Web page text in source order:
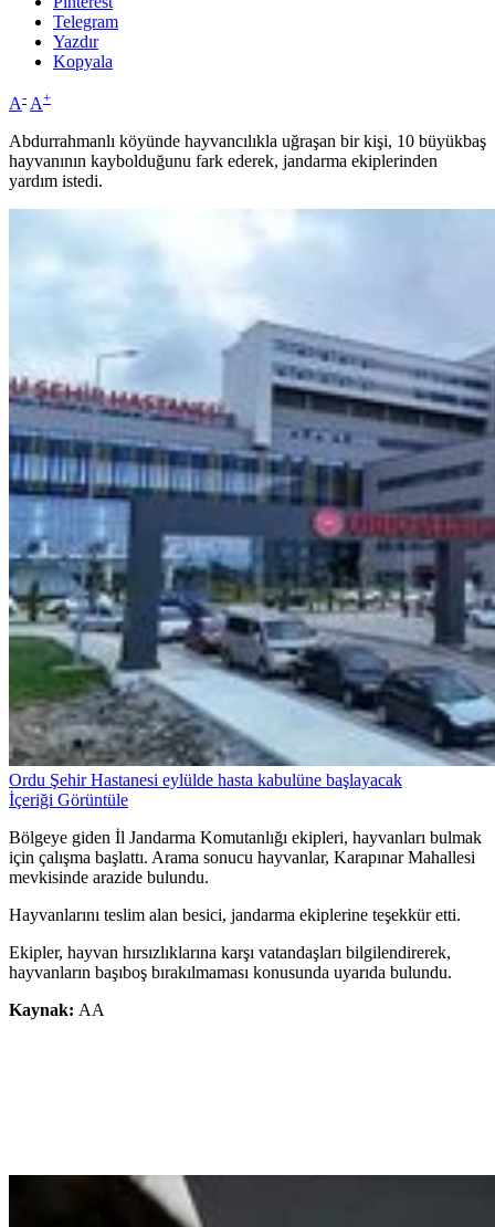
Telegram
Yazdır
Kopyala
A- A+
Abdurrahmanlı köyünde hayvancılıkla uğraşan bir kişi, 10 büyükbaş
hayvanının kaybolduğunu fark ederek, jandarma ekiplerinden
yardım istedi.
Ordu Şehir Hastanesi eylülde hasta kabulüne başlayacak
İçeriği Görüntüle
Bölgeye giden İl Jandarma Komutanlığı ekipleri, hayvanları bulmak
için çalışma başlattı. Arama sonucu hayvanlar, Karapınar Mahallesi
mevkisinde arazide bulundu.
Hayvanlarını teslim alan besici, jandarma ekiplerine teşekkür etti.
Ekipler, hayvan hırsızlıklarına karşı vatandaşları bilgilendirerek,
hayvanların başıboş bırakılmaması konusunda uyarıda bulundu.
Kaynak: AA